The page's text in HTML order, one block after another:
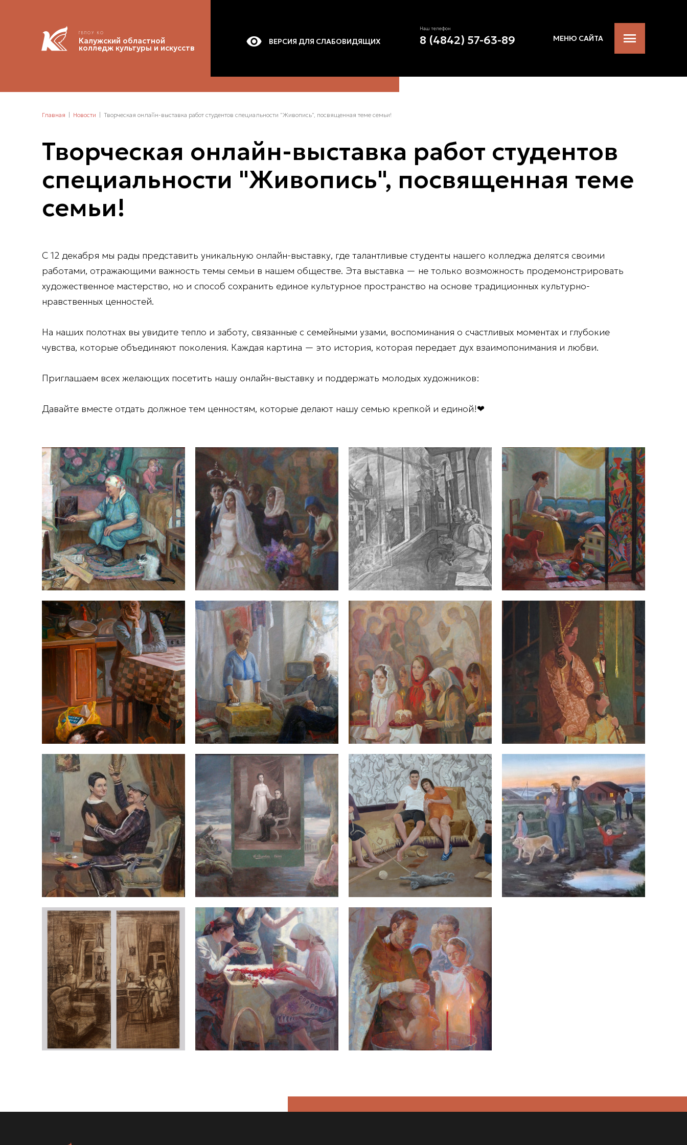
ГБПОУ КО
Калужский областной
колледж культуры и искусств
ВЕРСИЯ ДЛЯ СЛАБОВИДЯЩИХ
Наш телефон
8 (4842) 57-63-89 МЕНЮ САЙТА
Главная Новости Творческая онлайн-выставка работ студентов специальности "Живопись", посвященная теме семьи!
Творческая онлайн-выставка работ студентов
специальности "Живопись", посвященная теме
семьи!
С 12 декабря мы рады представить уникальную онлайн-выставку, где талантливые студенты нашего колледжа делятся своими
работами, отражающими важность темы семьи в нашем обществе. Эта выставка — не только возможность продемонстрировать
художественное мастерство, но и способ сохранить единое культурное пространство на основе традиционных культурно-
нравственных ценностей.
На наших полотнах вы увидите тепло и заботу, связанные с семейными узами, воспоминания о счастливых моментах и глубокие
чувства, которые объединяют поколения. Каждая картина — это история, которая передает дух взаимопонимания и любви.
Приглашаем всех желающих посетить нашу онлайн-выставку и поддержать молодых художников:
Давайте вместе отдать должное тем ценностям, которые делают нашу семью крепкой и единой!❤